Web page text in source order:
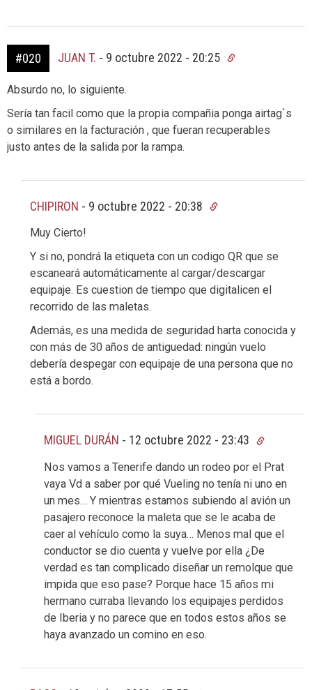
#020 JUAN T. - 9 octubre 2022 - 20:25
Absurdo no, lo siguiente.
Sería tan facil como que la propia compañia ponga airtag`s
o similares en la facturación , que fueran recuperables
justo antes de la salida por la rampa.
CHIPIRON - 9 octubre 2022 - 20:38
Muy Cierto!
Y si no, pondrá la etiqueta con un codigo QR que se
escaneará automáticamente al cargar/descargar
equipaje. Es cuestion de tiempo que digitalicen el
recorrido de las maletas.
Además, es una medida de seguridad harta conocida y
con más de 30 años de antiguedad: ningún vuelo
debería despegar con equipaje de una persona que no
está a bordo.
MIGUEL DURÁN - 12 octubre 2022 - 23:43
Nos vamos a Tenerife dando un rodeo por el Prat
vaya Vd a saber por qué Vueling no tenía ni uno en
un mes… Y mientras estamos subiendo al avión un
pasajero reconoce la maleta que se le acaba de
caer al vehículo como la suya… Menos mal que el
conductor se dio cuenta y vuelve por ella ¿De
verdad es tan complicado diseñar un remolque que
impida que eso pase? Porque hace 15 años mi
hermano curraba llevando los equipajes perdidos
de Iberia y no parece que en todos estos años se
haya avanzado un comino en eso.